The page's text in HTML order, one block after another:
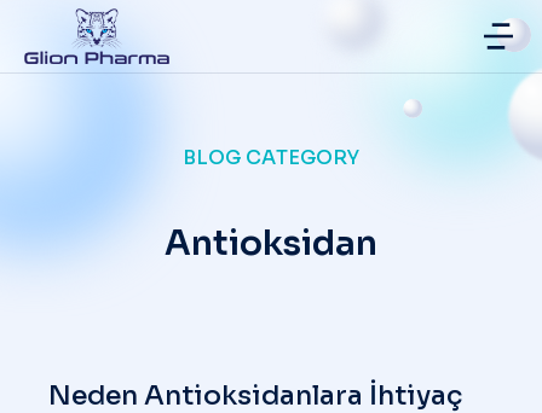
BLOG CATEGORY
Antioksidan
Neden Antioksidanlara İhtiyaç